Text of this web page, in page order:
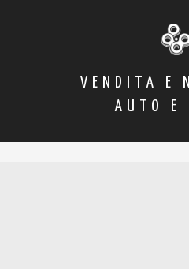
VENDITA E
AUTO E